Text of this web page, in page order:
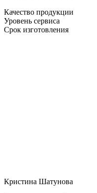
Качество продукции
Уровень сервиса
Срок изготовления
Кристина Шатунова